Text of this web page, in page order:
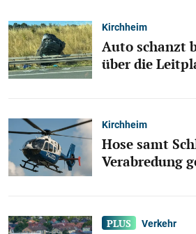
Kirchheim
Auto schanzt
über die
Kirchheim
Hose samt
Verabredung
Verkehr